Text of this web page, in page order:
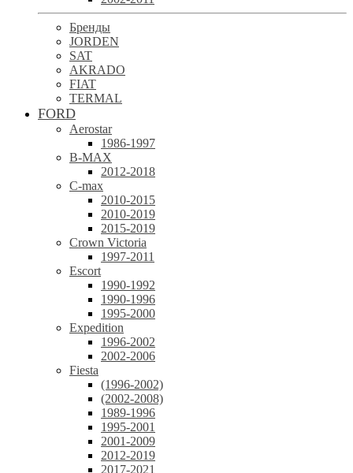
Бренды
JORDEN
SAT
AKRADO
FIAT
TERMAL
FORD
Aerostar
1986-1997
B-MAX
2012-2018
C-max
2010-2015
2010-2019
2015-2019
Crown Victoria
1997-2011
Escort
1990-1992
1990-1996
1995-2000
Expedition
1996-2002
2002-2006
Fiesta
(1996-2002)
(2002-2008)
1989-1996
1995-2001
2001-2009
2012-2019
2017-2021